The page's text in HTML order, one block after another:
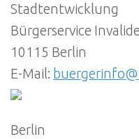
Stadtentwicklung
Bürgerservice
10115 Berlin
E-Mail:
Berlin